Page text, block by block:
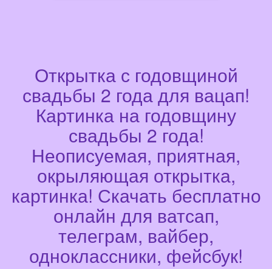
Открытка с годовщиной
свадьбы 2 года для вацап!
Картинка на годовщину
свадьбы 2 года!
Неописуемая, приятная,
окрыляющая открытка,
картинка! Скачать бесплатно
онлайн для ватсап,
телеграм, вайбер,
одноклассники, фейсбук!